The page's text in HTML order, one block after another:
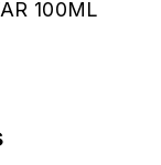
100ML